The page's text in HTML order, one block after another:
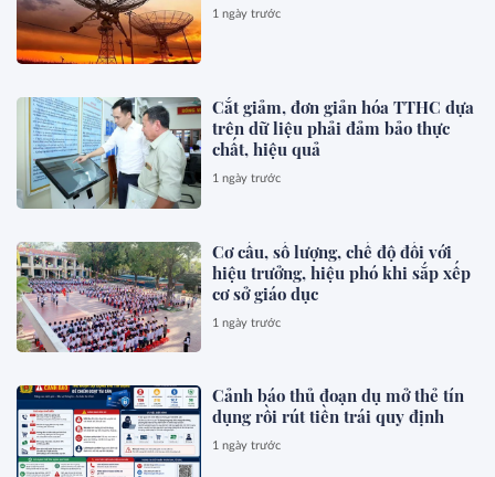
1 ngày trước
Cắt giảm, đơn giản hóa TTHC dựa
trên dữ liệu phải đảm bảo thực
chất, hiệu quả
1 ngày trước
Cơ cấu, số lượng, chế độ đối với
hiệu trưởng, hiệu phó khi sắp xếp
cơ sở giáo dục
1 ngày trước
Cảnh báo thủ đoạn dụ mở thẻ tín
dụng rồi rút tiền trái quy định
1 ngày trước